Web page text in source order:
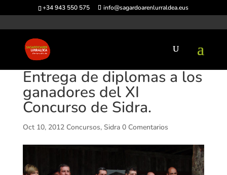
+34 943 550 575 info@sagardoarenlurraldea.eus
Entrega de diplomas a los
ganadores del XI
Concurso de Sidra.
Oct 10, 2012 Concursos, Sidra 0 Comentarios